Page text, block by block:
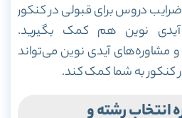
دروس برای قبولی در کنکور
آیدی نوین هم کمک بگیرید.
مشاوره‌های آیدی نوین می‌تواند
کنکور به شما کمک کند.
انتخاب رشته و